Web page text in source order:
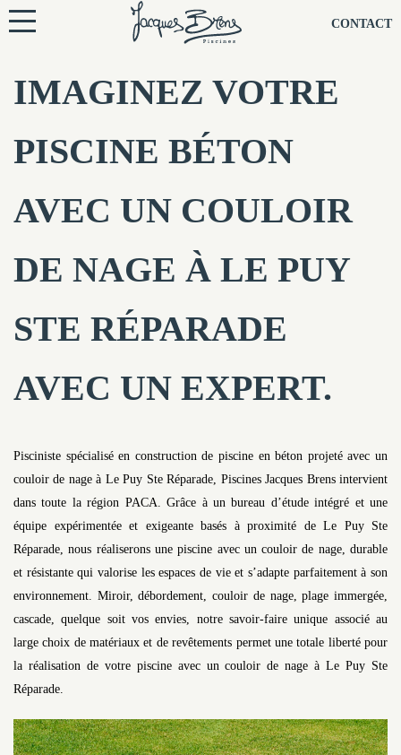
CONTACT
IMAGINEZ VOTRE
PISCINE BÉTON
AVEC UN COULOIR
DE NAGE À LE PUY
STE RÉPARADE
AVEC UN EXPERT.
Pisciniste spécialisé en construction de piscine en béton projeté avec un
couloir de nage à Le Puy Ste Réparade, Piscines Jacques Brens intervient
dans toute la région PACA. Grâce à un bureau d’étude intégré et une
équipe expérimentée et exigeante basés à proximité de Le Puy Ste
Réparade, nous réaliserons une piscine avec un couloir de nage, durable
et résistante qui valorise les espaces de vie et s’adapte parfaitement à son
environnement. Miroir, débordement, couloir de nage, plage immergée,
cascade, quelque soit vos envies, notre savoir-faire unique associé au
large choix de matériaux et de revêtements permet une totale liberté pour
la réalisation de votre piscine avec un couloir de nage à Le Puy Ste
Réparade.
NOS PISCINES
NOTRE TECHNIQUE
NOS CONSEILS
NOS AGENCES
CONTACTEZ-NOUS